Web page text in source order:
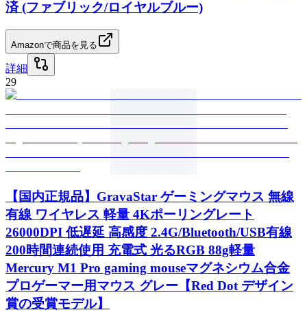
済 (ファブリック/ロイヤルブルー)
Amazonで商品を見る
詳細
29
【国内正規品】GravaStar ゲーミングマウス 無線
有線 ワイヤレス 軽量 4Kポーリングレート
26000DPI 低遅延 高感度 2.4G/Bluetooth/USB有線
200時間連続使用 充電式 光るRGB 88g軽量
Mercury M1 Pro gaming mouseマグネシウム合金
プロゲーマー用マウス グレー【Red Dot デザイン
賞の受賞モデル】